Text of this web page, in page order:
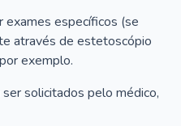
exames específicos (se
através de estetoscópio
exemplo.
solicitados pelo médico,